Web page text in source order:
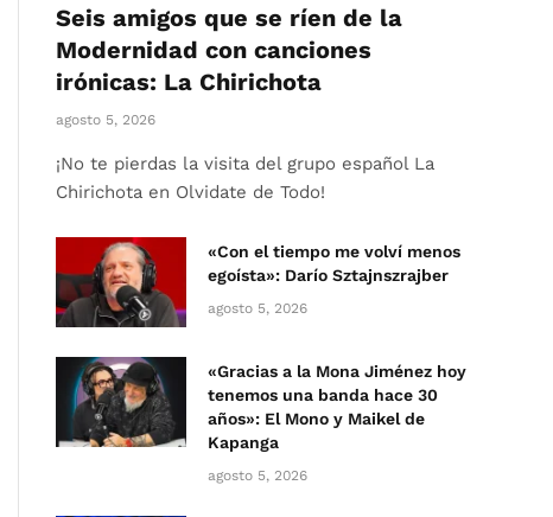
Seis amigos que se ríen de la
Modernidad con canciones
irónicas: La Chirichota
agosto 5, 2026
¡No te pierdas la visita del grupo español La
Chirichota en Olvidate de Todo!
«Con el tiempo me volví menos
egoísta»: Darío Sztajnszrajber
agosto 5, 2026
«Gracias a la Mona Jiménez hoy
tenemos una banda hace 30
años»: El Mono y Maikel de
Kapanga
agosto 5, 2026